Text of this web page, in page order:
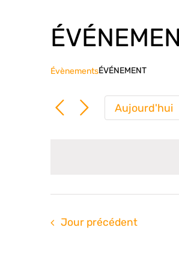
ÉvènementsÉVÉNEMENT
Aujourd'hui
Jour précédent